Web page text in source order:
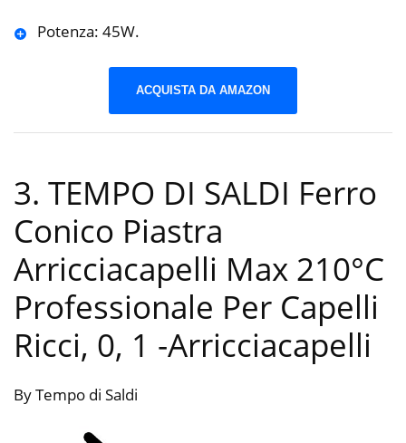
Potenza: 45W.
ACQUISTA DA AMAZON
3. TEMPO DI SALDI Ferro
Conico Piastra
Arricciacapelli Max 210°C
Professionale Per Capelli
Ricci, 0, 1 -Arricciacapelli
By Tempo di Saldi